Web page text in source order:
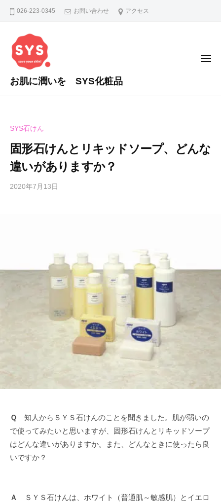
026-223-0345 お問い合わせ アクセス
お肌に潤いを SYS化粧品
の
お
肌
に
メ
SYS石けん
固形石けんとリキッドソープ、どんな
違いがありますか？
2020年7月13日
Ｑ 知人からＳＹＳ石けんのことを聞きました。肌が弱いの
で使ってみたいと思いますが、固形石けんとリキッドソープ
はどんな違いがありますか。また、どんなときに使ったら良
いですか？
Ａ
ＳＹＳ石けんは、ホワイト（普通肌～敏感肌）とイエロ